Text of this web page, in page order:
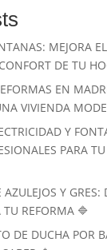
MEJORA EL
DE TU
EN
VIVIENDA
Y
PARA
Y GRES:
REFORMA 🔷
DE DUCHA POR